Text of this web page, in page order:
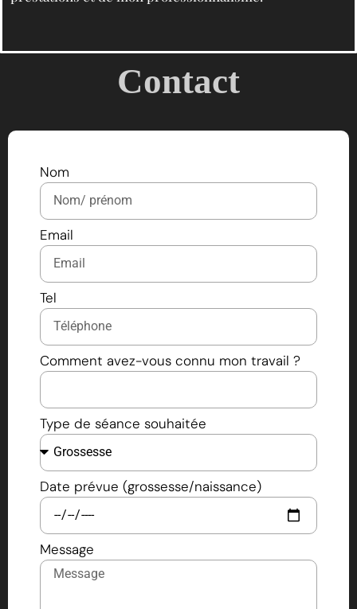
Contact
Nom
Email
Tel
Comment avez-vous connu mon travail ?
Type de séance souhaitée
Date prévue (grossesse/naissance)
Message